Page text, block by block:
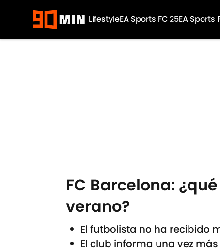
LifestyleEA Sports FC 25EA Sports
FC Barcelona:
verano?
El futbolista no ha recibido
El club informa una vez